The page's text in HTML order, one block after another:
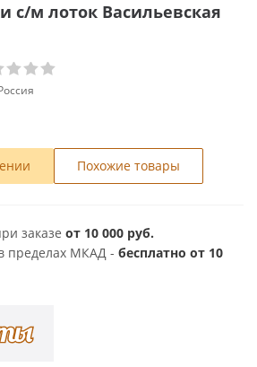
с/м лоток Васильевская
Похожие товары
заказе от 10 000 руб.
пределах МКАД - бесплатно от 10